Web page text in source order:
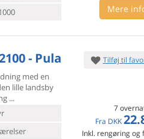
Mere
- Pula
med en
lille landsby
Tilføj til
7
Fra DKK
Inkl. rengøring og